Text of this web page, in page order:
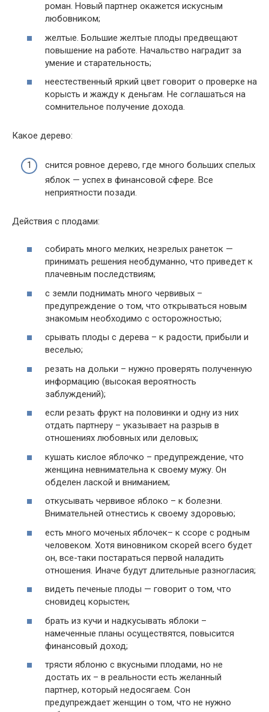
роман. Новый партнер окажется искусным
любовником;
желтые. Большие желтые плоды предвещают
повышение на работе. Начальство наградит за
умение и старательность;
неестественный яркий цвет говорит о проверке на
корысть и жажду к деньгам. Не соглашаться на
сомнительное получение дохода.
Какое дерево:
снится ровное дерево, где много больших спелых
яблок — успех в финансовой сфере. Все
неприятности позади.
Действия с плодами:
собирать много мелких, незрелых ранеток —
принимать решения необдуманно, что приведет к
плачевным последствиям;
с земли поднимать много червивых –
предупреждение о том, что открываться новым
знакомым необходимо с осторожностью;
срывать плоды с дерева – к радости, прибыли и
веселью;
резать на дольки – нужно проверять полученную
информацию (высокая вероятность
заблуждений);
если резать фрукт на половинки и одну из них
отдать партнеру – указывает на разрыв в
отношениях любовных или деловых;
кушать кислое яблочко – предупреждение, что
женщина невнимательна к своему мужу. Он
обделен лаской и вниманием;
откусывать червивое яблоко – к болезни.
Внимательней отнестись к своему здоровью;
есть много моченых яблочек– к ссоре с родным
человеком. Хотя виновником скорей всего будет
он, все-таки постараться первой наладить
отношения. Иначе будут длительные разногласия;
видеть печеные плоды — говорит о том, что
сновидец корыстен;
брать из кучи и надкусывать яблоки –
намеченные планы осуществятся, повысится
финансовый доход;
трясти яблоню с вкусными плодами, но не
достать их – в реальности есть желанный
партнер, который недосягаем. Сон
предупреждает женщин о том, что не нужно